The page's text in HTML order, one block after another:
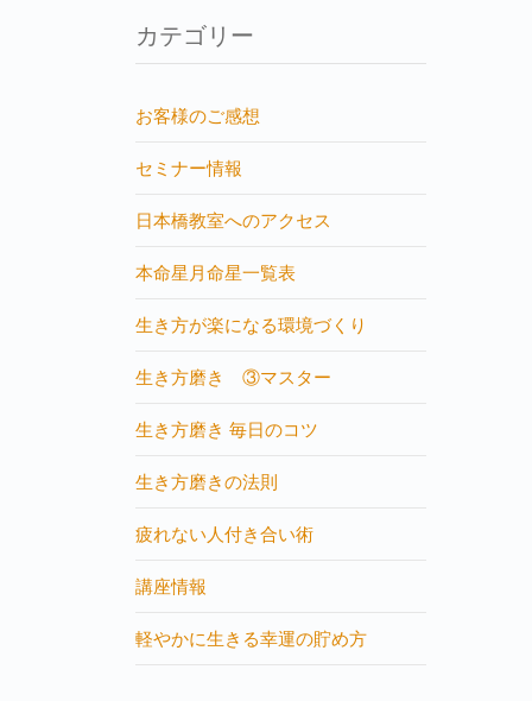
カテゴリー
お客様のご感想
セミナー情報
日本橋教室へのアクセス
本命星月命星一覧表
生き方が楽になる環境づくり
生き方磨き ③マスター
生き方磨き 毎日のコツ
生き方磨きの法則
疲れない人付き合い術
講座情報
軽やかに生きる幸運の貯め方